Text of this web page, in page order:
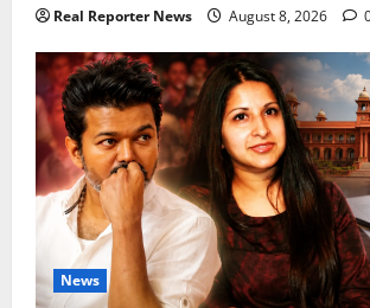
Real Reporter News August 8, 2026
News